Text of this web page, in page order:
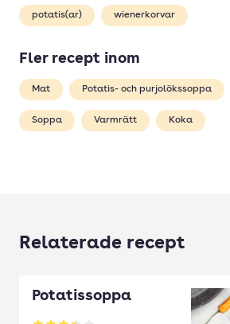
potatis(ar) wienerkorvar
Fler recept inom
Mat Potatis- och purjolökssoppa
Soppa Varmrätt Koka
Relaterade recept
Potatissoppa